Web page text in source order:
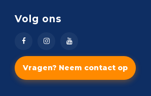
Volg ons
Vragen? Neem contact op